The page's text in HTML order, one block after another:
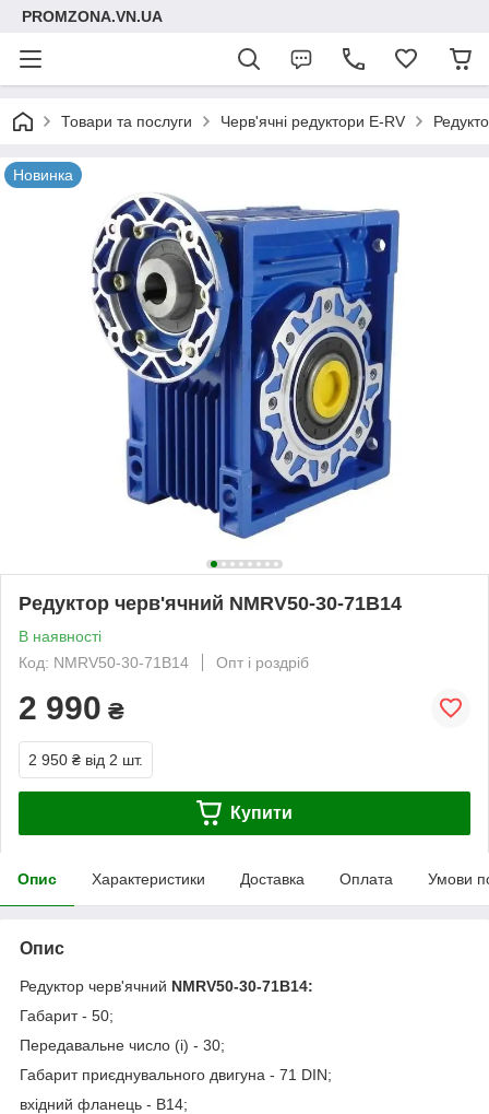
PROMZONA.VN.UA
Товари та послуги Черв'ячні редуктори E-RV
Новинка
Редуктор черв'ячний NMRV50-30-71B14
В наявності
Код: NMRV50-30-71B14
Опт і роздріб
2 990 ₴
2 950 ₴ від 2 шт.
Купити
Опис Характеристики Доставка Оплата Умови
Опис
Редуктор черв'ячний NMRV50-30-71B14:
Габарит - 50;
Передавальне число (і) - 30;
Габарит приєднувального двигуна - 71 DIN;
вхідний фланець - В14;